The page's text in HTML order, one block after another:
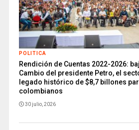
POLITICA
Rendición de Cuentas 2022-2026:
Cambio del presidente Petro, el
legado histórico de $8,7 billones
colombianos
30 julio, 2026